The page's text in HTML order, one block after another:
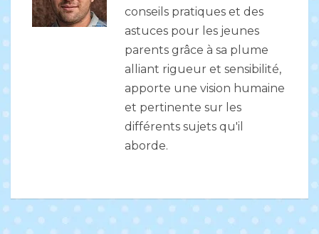
conseils pratiques et des
astuces pour les jeunes
parents grâce à sa plume
alliant rigueur et sensibilité,
apporte une vision humaine
et pertinente sur les
différents sujets qu'il
aborde.